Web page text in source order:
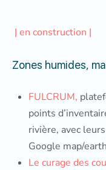
| en construction |
Zones humides,
FULCRUM,
points
rivière, avec
Google map/
Le curage des